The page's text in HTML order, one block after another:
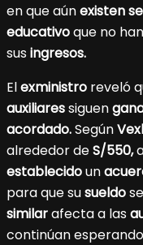
en que aúnexisten
educativoque no
susingresos.
Elexministro reveló
auxiliaressiguen
acordado.Según
alrededor deS/550,
establecidoun
para que susueldo
similarafecta a las
continúan